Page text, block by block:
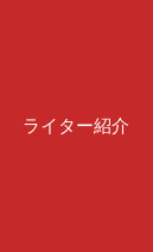
ライター紹介